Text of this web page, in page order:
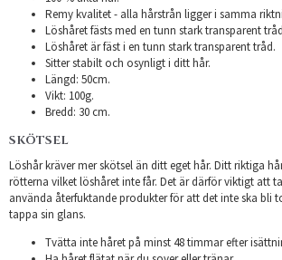
Remy kvalitet - alla hårstrån ligger i samma
Löshåret fästs med en tunn stark transparent
Löshåret är fäst i en tunn stark transparent tråd.
Sitter stabilt och osynligt i ditt hår.
Längd: 50cm.
Vikt: 100g.
Bredd: 30 cm.
SKÖTSEL
Löshår kräver mer skötsel än ditt eget hår. Ditt riktiga
rötterna vilket löshåret inte får. Det är därför viktigt att
använda återfuktande produkter för att det inte ska bli
tappa sin glans.
Tvätta inte håret på minst 48 timmar efter